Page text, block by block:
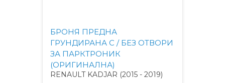
БРОНЯ ПРЕДНА
ГРУНДИРАНА С / БЕЗ ОТВОРИ
ЗА ПАРКТРОНИК
(ОРИГИНАЛНА)
RENAULT KADJAR (2015 - 2019)